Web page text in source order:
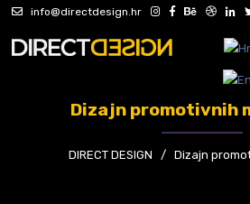
info@directdesign.hr
Dizajn promotivnih
DIRECT DESIGN / Dizajn